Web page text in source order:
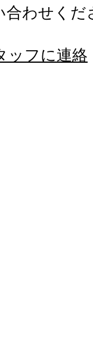
合わせくだ
ッフに連絡